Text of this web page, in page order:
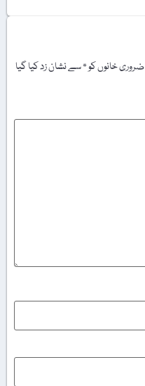
ضروری خانوں کو*سے نشان زد کیا گیا